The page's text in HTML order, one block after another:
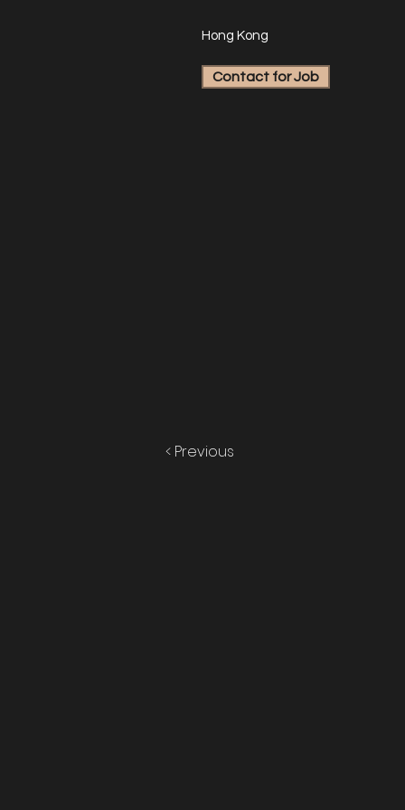
Hong Kong
Contact for Job
< Previous